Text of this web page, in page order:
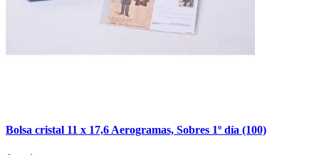
Bolsa cristal 11 x 17,6 Aerogramas, Sobres 1º día (100)